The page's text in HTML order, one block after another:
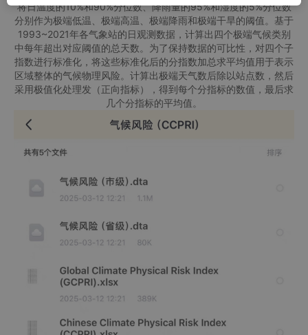
将日温度的10%和90%分位数、降雨量的95%和湿度的5%分位数
分别作为极端低温、极端高温、极端降雨和极端干旱的阈值。基于
1993~2021年各气象站的日观测数据，计算出四个极端气候类别
中每年超出对应阈值的总天数。为了保持数据的可比性，对四个子
指数进行标准化，将这些标准化后的分指数加总求平均值用于表示
区域整体的气候物理风险。计算出极端天气数后除以站点数，然后
采用极值化处理发（正向指标），得到每个分指标的数值，最后求
几个分指标的平均值。